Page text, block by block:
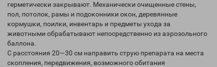
герметически закрывают. Механически очищенные стены,
пол, потолок, рамы и подоконники окон, деревянные
кормушки, поилки, инвентарь и предметы ухода за
животными обрабатывают непосредственно из аэрозольного
баллона.
С расстояния 20—30 см направить струю препарата на места
скопления, передвижения, возможного обитания